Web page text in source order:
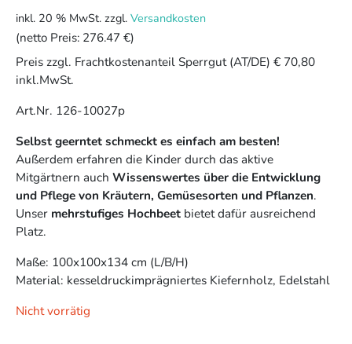
inkl. 20 % MwSt. zzgl. Versandkosten
(netto Preis: 276.47 €)
Preis zzgl. Frachtkostenanteil Sperrgut (AT/DE) € 70,80
inkl.MwSt.
Art.Nr. 126-10027p
Selbst geerntet schmeckt es einfach am besten!
Außerdem erfahren die Kinder durch das aktive
Mitgärtnern auch Wissenswertes über die Entwicklung
und Pflege von Kräutern, Gemüsesorten und Pflanzen.
Unser mehrstufiges Hochbeet bietet dafür ausreichend
Platz.
Maße: 100x100x134 cm (L/B/H)
Material: kesseldruckimprägniertes Kiefernholz, Edelstahl
Nicht vorrätig